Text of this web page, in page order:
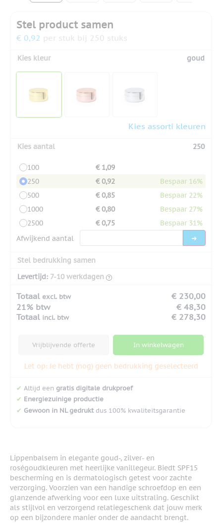
Stel product samen
€ 0,92 per stuk bij 250 stuks
Kies kleur goud
Kies assorti kleuren
Kies aantal 250
100
€ 1,09
250
€ 0,92
Bespaar 16%
500
€ 0,85
Bespaar 22%
1000
€ 0,80
Bespaar 27%
2500
€ 0,75
Bespaar 31%
Afwijkend aantal
Stel bedrukking samen
Levertijd: 7-10 werkdagen
Totaal excl. btw
€ 230,00
21% btw
€ 48,30
Totaal incl. btw € 278,30
Vrijblijvende offerte In winkelwagen
Let op: Je hebt (nog) geen bedrukking geselecteerd
✔ Altijd een gratis digitale drukproef
✔ Energiezuinige productie
✔ Gewoon in NL gedruktdus 100% kwaliteitsgarantie
Lippenbalsem in elegante goud-, zilver- en
roségoudkleuren met heerlijke vanillegeur. Biedt SPF15
bescherming en is dermatologisch getest voor zachte
verzorging. Voorzien van een handige schroefdop en een
glanzende afwerking voor een luxe uitstraling. Geschikt
als stijlvol en verzorgend relatiegeschenk dat jouw merk
op een bijzondere manier onder de aandacht brengt.